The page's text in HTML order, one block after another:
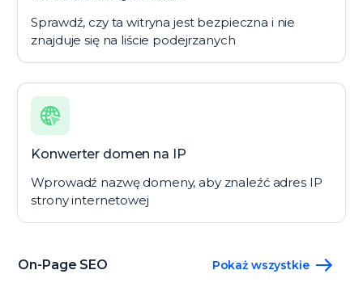
Sprawdź, czy ta witryna jest bezpieczna i nie
znajduje się na liście podejrzanych
Konwerter domen na IP
Wprowadź nazwę domeny, aby znaleźć adres IP
strony internetowej
On-Page SEO Pokaż wszystkie